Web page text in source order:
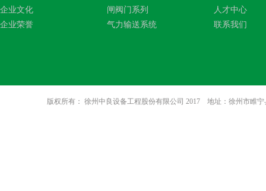
企业文化
企业荣誉
闸阀门系列
气力输送系统
人才中心
联系我们
版权所有： 徐州中良设备工程股份有限公司 2017 地址：徐州市睢